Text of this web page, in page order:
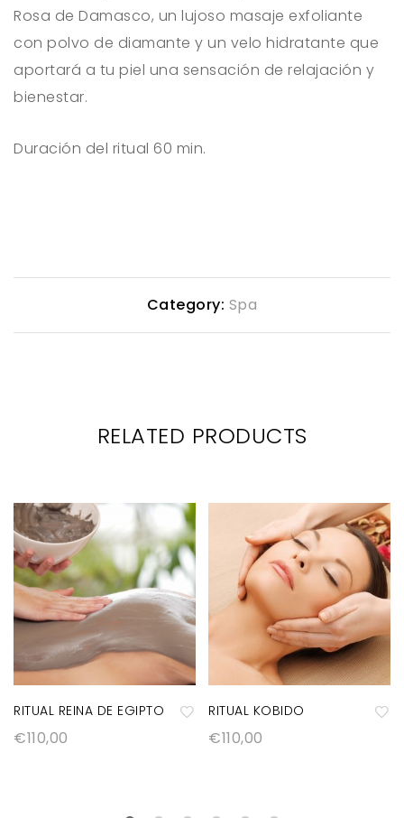
Rosa de Damasco, un lujoso masaje exfoliante
con polvo de diamante y un velo hidratante que
aportará a tu piel una sensación de relajación y
bienestar.
Duración del ritual 60 min.
Category: Spa
RELATED PRODUCTS
RITUAL REINA DE EGIPTO
€110,00
RITUAL KOBIDO
€110,00